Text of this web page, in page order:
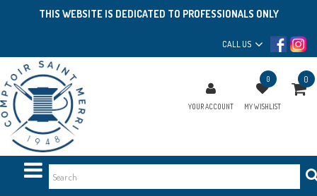
THIS WEBSITE IS DEDICATED TO PROFESSIONALS ONLY
CALL US
YOUR ACCOUNT
0
MY WISHLIST
0